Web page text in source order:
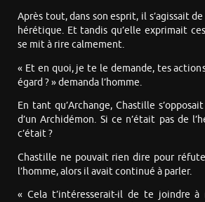
Après tout, dans son esprit, il s’agissait
hérétique. Et tandis qu’elle exprimait
se mit à rire calmement.
« Et en quoi, je te le demande, tes
égard ? » demanda l’homme.
En tant qu’Archange, Chastille
d’un Archidémon. Si ce n’était pas de
c’était ?
Chastille ne pouvait rien dire pour
l’homme, alors il avait continué à parler.
« Cela t’intéresserait-il de te joindre à